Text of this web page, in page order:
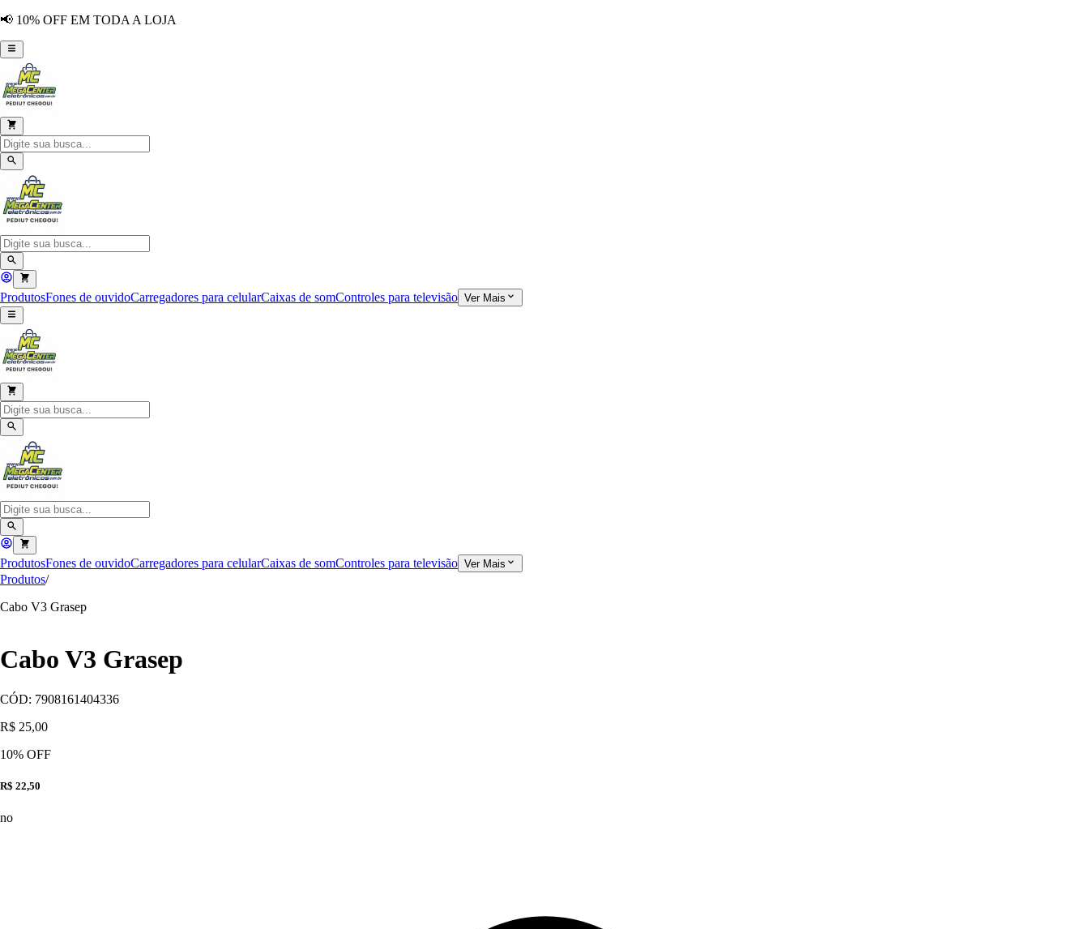
📢 10% OFF EM TODA A LOJA
ProdutosFones de ouvidoCarregadores para celularCaixas de somControles para televisão Ver Mais
ProdutosFones de ouvidoCarregadores para celularCaixas de somControles para televisão Ver Mais
Produtos/
Cabo V3 Grasep
Cabo V3 Grasep
CÓD: 7908161404336
R$ 25,00
10% OFF
R$ 22,50
no